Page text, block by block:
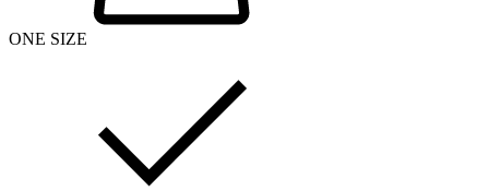
ONE SIZE